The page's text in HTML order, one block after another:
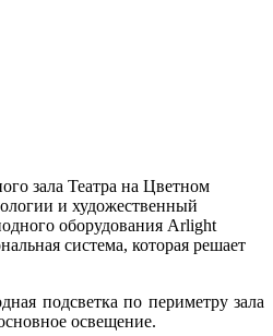
зала Театра на Цветном
и художественный
оборудования Arlight
система, которая решает
подсветка по периметру зала
освещение.